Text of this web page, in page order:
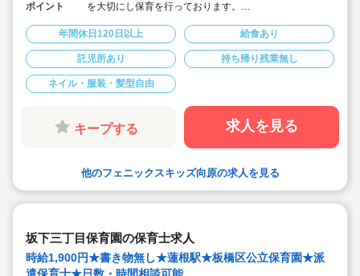
ポイント
を大切にし保育を行っております。
す♪
◇保育に配慮した範囲での髪色自由です♪
◇ICT導入により残業経験取り組み行っており、持ち帰り
仕事ありません♪
◇定員19名の為じっくり子ども達と関わる事ができます♪
◇職員給食ありでお昼の準備いりません♪
年間休日120日以上 給食あり
託児所あり 持ち帰り残業無し
ネイル・服装・髪型自由
キープする 求人を見る
他のフェニックスキッズ向原の求人を見る
坂下三丁目保育園の保育士求人
時給1,900円★書き物無し★蓮根駅★板橋区公立保育園★派